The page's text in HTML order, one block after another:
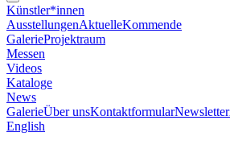
Künstler*innen
AusstellungenAktuelleKommende
GalerieProjektraum
Messen
Videos
Kataloge
News
GalerieÜber unsKontaktformularNewsletter
English